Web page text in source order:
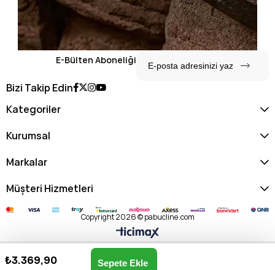
E-Bülten Aboneliği
Bizi Takip Edin
Kategoriler
Kurumsal
Markalar
Müşteri Hizmetleri
Copyright 2026 © pabucline.com
Henry Erkek Sneaker Günlük Ayakkabı 111230265 M-BEYAZ
₺3.369,90
Anasayfa Favorilerim